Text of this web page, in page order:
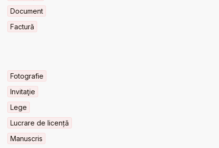
Document
Factură
Fotografie
Invitaţie
Lege
Lucrare de licență
Manuscris